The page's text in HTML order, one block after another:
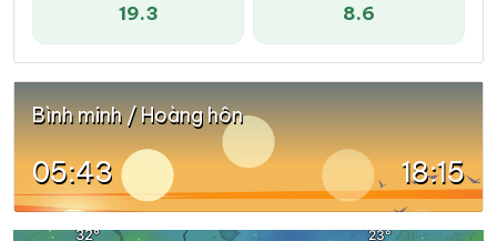
19.3 8.6
Bình minh / Hoàng hôn
05:43 18:15